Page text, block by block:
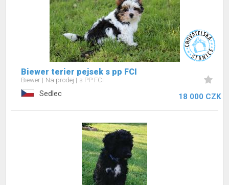
Biewer terier pejsek s pp FCI
Biewer Na prodej s PP FCI
Sedlec 18 000 CZK